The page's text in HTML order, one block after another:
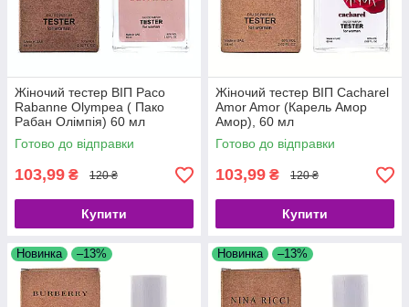
Жіночий тестер ВІП Paco
Rabanne Olympea ( Пако
Рабан Олімпія) 60 мл
Готово до відправки
103,99 ₴ 120 ₴
Купити
Жіночий тестер ВІП Cacharel
Amor Amor (Карель Амор
Амор), 60 мл
Готово до відправки
103,99 ₴ 120 ₴
Купити
Новинка –13% Новинка –13%